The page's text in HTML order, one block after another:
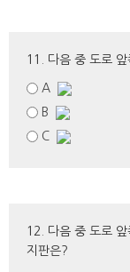
11. 다음 중 도로
A
B
C
12. 다음 중 도로
지판은?